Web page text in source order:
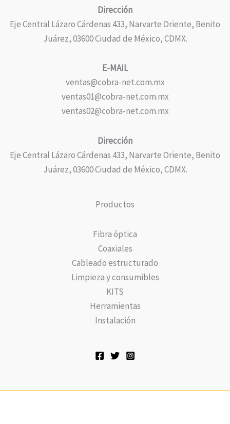
Dirección
Eje Central Lázaro Cárdenas 433, Narvarte Oriente, Benito
Juárez, 03600 Ciudad de México, CDMX.
E-MAIL
ventas@cobra-net.com.mx
ventas01@cobra-net.com.mx
ventas02@cobra-net.com.mx
Dirección
Eje Central Lázaro Cárdenas 433, Narvarte Oriente, Benito
Juárez, 03600 Ciudad de México, CDMX.
Productos
Fibra óptica
Coaxiales
Cableado estructurado
Limpieza y consumibles
KITS
Herramientas
Instalación